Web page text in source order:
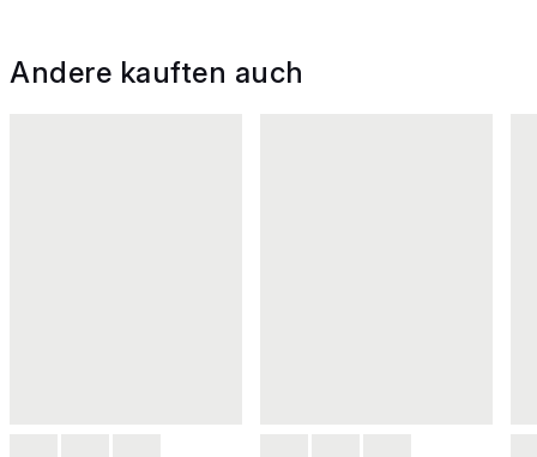
Andere kauften auch